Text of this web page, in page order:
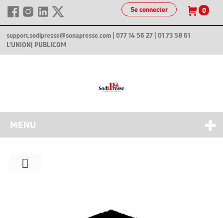
Se connecter 0
support.sodipresse@sonapresse.com | 077 14 56 27 | 01 73 58 61
L'UNION | PUBLICOM
MENU